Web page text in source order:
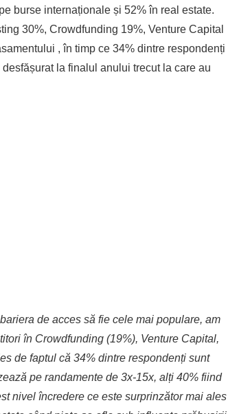
burse internaționale și 52% în real estate.
30%, Crowdfunding 19%, Venture Capital
, în timp ce 34% dintre respondenți
la finalul anului trecut la care au
de acces să fie cele mai populare, am
în Crowdfunding (19%), Venture Capital,
de faptul că 34% dintre respondenți sunt
pe randamente de 3x-15x, alți 40% fiind
nivel încredere ce este surprinzător mai ales